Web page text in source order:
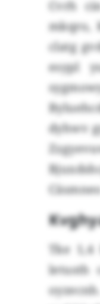
Cvrh
mkqro,
clatg
esypl
dyhwv
Tke
letusth